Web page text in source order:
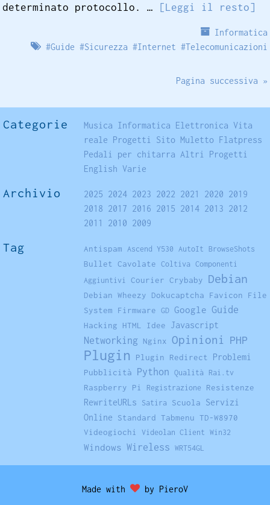
determinato protocollo. … [Leggi il resto]
Informatica
#Guide #Sicurezza #Internet #Telecomunicazioni
Pagina successiva »
Categorie Musica Informatica Elettronica Vita
reale Progetti Sito Muletto Flatpress
Pedali per chitarra Altri Progetti
English Varie
Archivio 2025 2024 2023 2022 2021 2020 2019
2018 2017 2016 2015 2014 2013 2012
2011
2010 2009
Tag Antispam Ascend Y530 AutoIt BrowseShots
Bullet Cavolate Coltiva Componenti
Aggiuntivi
Courier Crybaby Debian
Debian Wheezy Dokucaptcha Favicon
File
System
Firmware GD Google Guide
Hacking HTML Idee Javascript
Networking Nginx Opinioni PHP
Plugin Plugin Redirect Problemi
Pubblicità Python Qualità Rai.tv
Raspberry Pi Registrazione Resistenze
RewriteURLs Satira Scuola
Servizi
Online
Standard Tabmenu TD-W8970
Videogiochi
Videolan Client Win32
Windows Wireless WRT54GL
Made with by PieroV